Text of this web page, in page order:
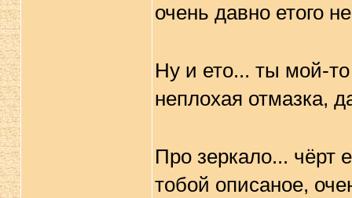
очень давно етого
Ну и ето... ты мой-
неплохая отмазка,
Про зеркало... чёрт
тобой описаное,